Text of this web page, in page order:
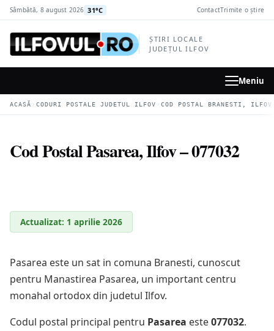
conținutul
Sâmbătă, 8 august 2026 31°C ContactTrimite o știre
ȘTIRI LOCALE
JUDEȚUL ILFOV
Meniu
ACASĂ › CODURI POSTALE JUDETUL ILFOV › COD POSTAL BRANESTI,
Cod Postal Pasarea, Ilfov – 077032
Actualizat: 1 aprilie 2026
Pasarea este un sat in comuna Branesti, cunoscut
pentru Manastirea Pasarea, un important centru
monahal ortodox din judetul Ilfov.
Codul postal principal pentru Pasarea este077032.